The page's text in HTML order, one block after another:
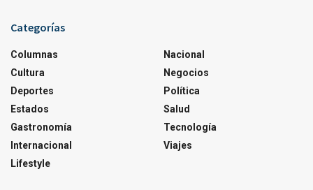
Categorías
Columnas
Cultura
Deportes
Estados
Gastronomía
Internacional
Lifestyle
Nacional
Negocios
Política
Salud
Tecnología
Viajes